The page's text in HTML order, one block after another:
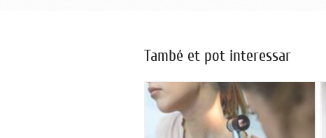
També et pot interessar